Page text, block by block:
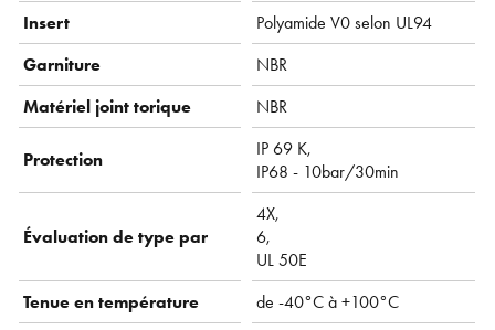
Insert
Polyamide V0 selon UL94
Garniture
NBR
Matériel joint torique
NBR
Protection
IP 69 K,
IP68 - 10bar/30min
Évaluation de type par
4X,
6,
UL 50E
Tenue en température
de -40°C à +100°C